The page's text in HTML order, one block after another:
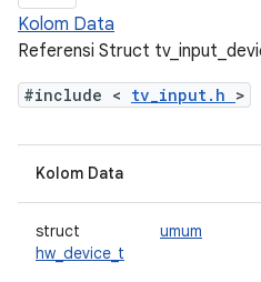
Kolom Data
Referensi Struct
#include < tv_input.h >
Kolom Data
struct
hw_device_t
umum